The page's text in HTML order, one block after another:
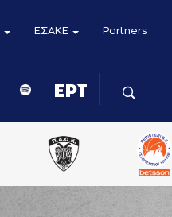
ΕΣΑΚΕ Partners